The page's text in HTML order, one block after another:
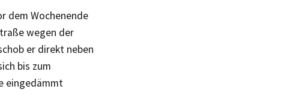
dem Wochenende
wegen der
er direkt neben
bis zum
eingedämmt